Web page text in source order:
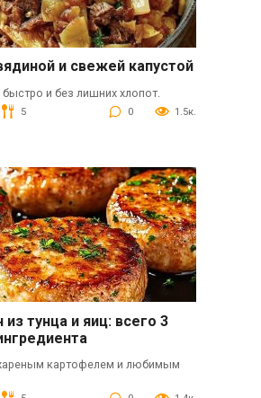
и свежей капустой
быстро и без лишних хлопот.
5 0 1.5к.
из тунца и яиц: всего 3
картофелем и любимым